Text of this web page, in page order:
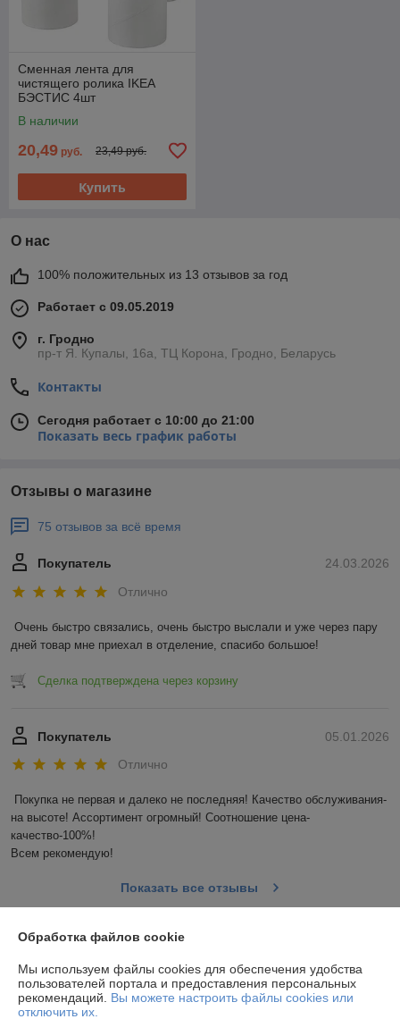
Сменная лента для
чистящего ролика IKEA
БЭСТИС 4шт
В наличии
20,49 руб. 23,49 руб.
Купить
О нас
100% положительных из 13 отзывов за год
Работает с 09.05.2019
г. Гродно
пр-т Я. Купалы, 16а, ТЦ Корона, Гродно, Беларусь
Контакты
Сегодня работает с 10:00 до 21:00
Показать весь график работы
Отзывы о магазине
75 отзывов за всё время
24.03.2026
Покупатель
Отлично
Очень быстро связались, очень быстро выслали и уже через пару
дней товар мне приехал в отделение, спасибо большое!
Сделка подтверждена через корзину
05.01.2026
Покупатель
Отлично
Покупка не первая и далеко не последняя! Качество обслуживания-
на высоте! Ассортимент огромный! Соотношение цена-
качество-100%!
Всем рекомендую!
Показать все отзывы
О нас
Контакты
Обработка файлов cookie
Мы используем файлы cookies для обеспечения удобства
пользователей портала и предоставления персональных
рекомендаций. Вы можете настроить файлы cookies или
отключить их.